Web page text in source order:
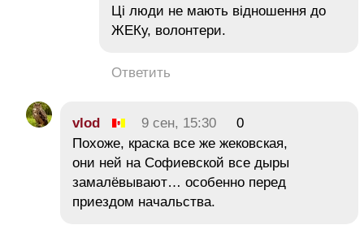
Ці люди не мають відношення до
ЖЕКу, волонтери.
Ответить
vlod 9 сен, 15:30
0
Похоже, краска все же жековская,
они ней на Софиевской все дыры
замалёвывают… особенно перед
приездом начальства.